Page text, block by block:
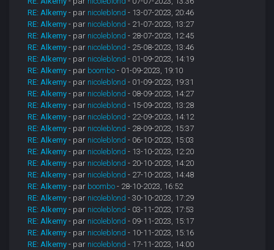
RE: Alkemy - par nicoleblond - 13-07-2023, 20:46
RE: Alkemy - par nicoleblond - 21-07-2023, 13:27
RE: Alkemy - par nicoleblond - 28-07-2023, 12:45
RE: Alkemy - par nicoleblond - 25-08-2023, 13:46
RE: Alkemy - par nicoleblond - 01-09-2023, 14:19
RE: Alkemy - par boombo - 01-09-2023, 19:10
RE: Alkemy - par nicoleblond - 01-09-2023, 19:31
RE: Alkemy - par nicoleblond - 08-09-2023, 14:27
RE: Alkemy - par nicoleblond - 15-09-2023, 13:28
RE: Alkemy - par nicoleblond - 22-09-2023, 14:12
RE: Alkemy - par nicoleblond - 28-09-2023, 15:37
RE: Alkemy - par nicoleblond - 06-10-2023, 15:03
RE: Alkemy - par nicoleblond - 13-10-2023, 12:20
RE: Alkemy - par nicoleblond - 20-10-2023, 14:20
RE: Alkemy - par nicoleblond - 27-10-2023, 14:48
RE: Alkemy - par boombo - 28-10-2023, 16:52
RE: Alkemy - par nicoleblond - 30-10-2023, 17:29
RE: Alkemy - par nicoleblond - 03-11-2023, 17:53
RE: Alkemy - par nicoleblond - 09-11-2023, 15:17
RE: Alkemy - par nicoleblond - 10-11-2023, 15:16
RE: Alkemy - par nicoleblond - 17-11-2023, 14:00